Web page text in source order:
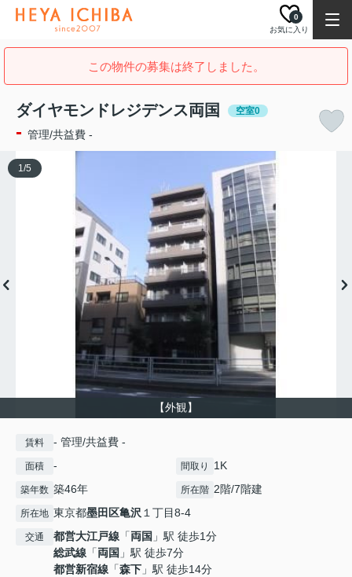
お気に入り
0
この物件の募集は終了しました。
ダイヤモンドレジデンス両国 空室0
- 管理/共益費 -
【外観】
1/5
賃料 - 管理/共益費 -
面積 - 間取り 1K
築年数 築46年 所在階 2階/7階建
所在地 東京都墨田区亀沢１丁目8-4
交通 都営大江戸線 「両国 」駅 徒歩1分
総武線 「両国 」駅 徒歩7分
都営新宿線 「森下 」駅 徒歩14分